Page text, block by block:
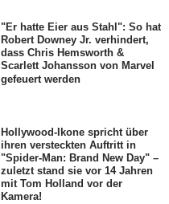
"Er hatte Eier aus Stahl": So hat
Robert Downey Jr. verhindert,
dass Chris Hemsworth &
Scarlett Johansson von Marvel
gefeuert werden
Hollywood-Ikone spricht über
ihren versteckten Auftritt in
"Spider-Man: Brand New Day" –
zuletzt stand sie vor 14 Jahren
mit Tom Holland vor der
Kamera!